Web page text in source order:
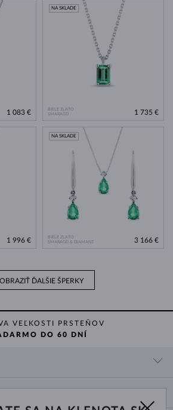
1 083 €
BIELE ZLATO
SMARAGD
NA SKLADE
1 735 €
1 996 €
BIELE ZLATO
SMARAGD & DIAMANT
NA SKLADE
3 166 €
ĎALŠIE ŠPERKY
VEĽKOSTI PRSTEŇOV
DO 60 DNÍ